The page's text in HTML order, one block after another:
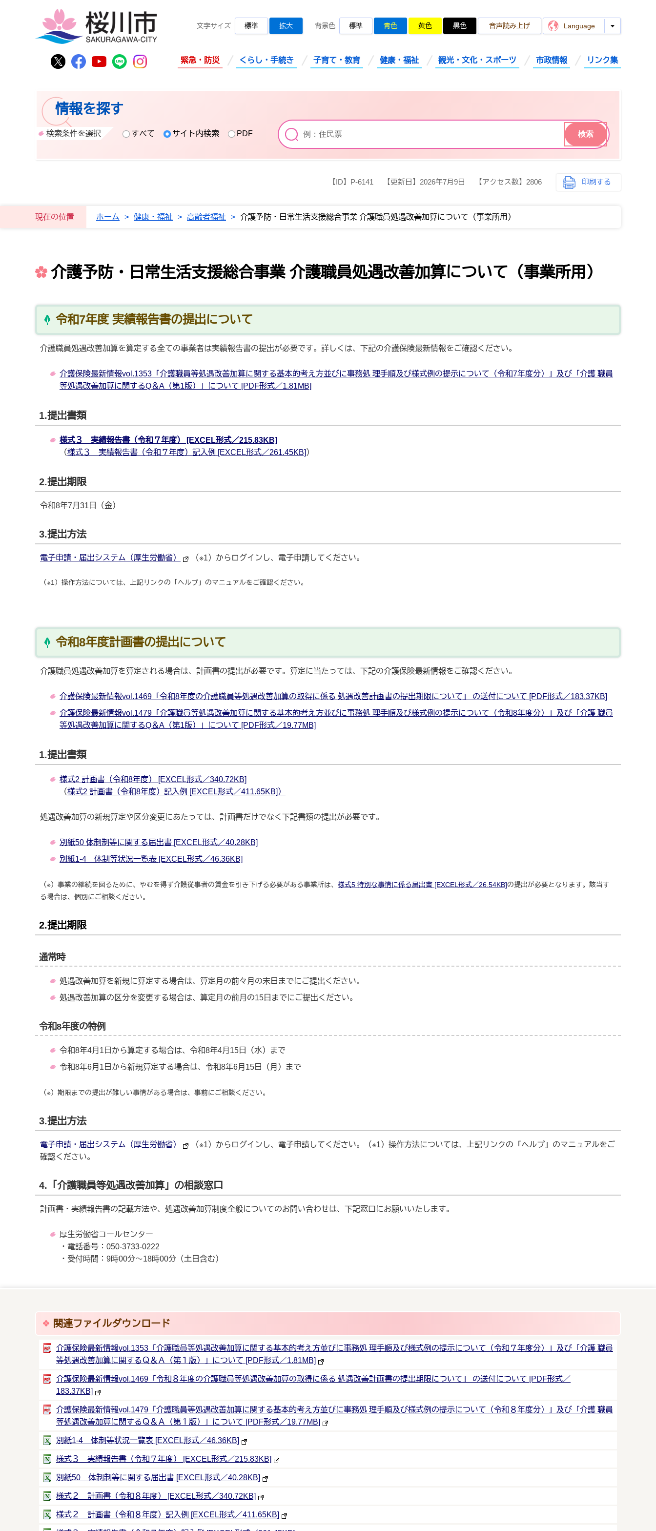
桜川市公式Twitter
桜川市公式Facebook
桜川市公式YouTube
桜川市公式LINE
Instagram
文字サイズ 標準 拡大 背景色 標準 青色 黄色 黒色 音声読み上げ Language
緊急・防災 くらし・手続き 子育て・教育 健康・福祉 観光・文化・スポーツ 市政情報 リンク集
情報を探す
検索条件を選択 すべて サイト内検索 PDF
【ID】 P-6141 【更新日】 2026年7月9日 【アクセス数】 2806 印刷する
現在の位置 ホーム > 健康・福祉 > 高齢者福祉 > 介護予防・日常生活支援総合事業 介護職員処遇改善加算について（事業所用）
介護予防・日常生活支援総合事業 介護職員処遇改善加算について（事業所用）
令和7年度 実績報告書の提出について
介護職員処遇改善加算を算定する全ての事業者は実績報告書の提出が必要です。詳しくは、下記の介護保険最新情報をご確認ください。
介護保険最新情報vol.1353「介護職員等処遇改善加算に関する基本的考え方並びに事務処 理手順及び様式例の提示について（令和7年度分）」及び「介護 職員
等処遇改善加算に関するQ＆A（第1版）」について [PDF形式／1.81MB]
1.提出書類
様式３ 実績報告書（令和７年度） [EXCEL形式／215.83KB]
（様式３ 実績報告書（令和７年度）記入例 [EXCEL形式／261.45KB] ）
2.提出期限
令和8年7月31日（金）
3.提出方法
電子申請・届出システム（厚生労働省） （※1）からログインし、電子申請してください。
（※1）操作方法については、上記リンクの「ヘルプ」のマニュアルをご確認ください。
令和8年度計画書の提出について
介護職員処遇改善加算を算定される場合は、計画書の提出が必要です。算定に当たっては、下記の介護保険最新情報をご確認ください。
介護保険最新情報vol.1469「令和8年度の介護職員等処遇改善加算の取得に係る 処遇改善計画書の提出期限について」 の送付について [PDF形式／183.37KB]
介護保険最新情報vol.1479「介護職員等処遇改善加算に関する基本的考え方並びに事務処 理手順及び様式例の提示について（令和8年度分）」及び「介護 職員
等処遇改善加算に関するQ＆A（第1版）」について [PDF形式／19.77MB]
1.提出書類
様式2 計画書（令和8年度） [EXCEL形式／340.72KB]
（様式2 計画書（令和8年度）記入例 [EXCEL形式／411.65KB]）
処遇改善加算の新規算定や区分変更にあたっては、計画書だけでなく下記書類の提出が必要です。
別紙50 体制制等に関する届出書 [EXCEL形式／40.28KB]
別紙1-4 体制等状況一覧表 [EXCEL形式／46.36KB]
（※）事業の継続を図るために、やむを得ず介護従事者の賃金を引き下げる必要がある事業所は、 様式5 特別な事情に係る届出書 [EXCEL形式／26.54KB] の提出が必要となります。該当す
る場合は、個別にご相談ください。
2.提出期限
通常時
処遇改善加算を新規に算定する場合は、算定月の前々月の末日までにご提出ください。
処遇改善加算の区分を変更する場合は、算定月の前月の15日までにご提出ください。
令和8年度の特例
令和8年4月1日から算定する場合は、令和8年4月15日（水）まで
令和8年6月1日から新規算定する場合は、令和8年6月15日（月）まで
（※）期限までの提出が難しい事情がある場合は、事前にご相談ください。
3.提出方法
電子申請・届出システム（厚生労働省）
（※1）からログインし、電子申請してください。（※1）操作方法については、上記リンクの「ヘルプ」のマニュアルをご
確認ください。
4.「介護職員等処遇改善加算」の相談窓口
計画書・実績報告書の記載方法や、処遇改善加算制度全般についてのお問い合わせは、下記窓口にお願いいたします。
厚生労働省コールセンター
・電話番号：050-3733-0222
・受付時間：9時00分～18時00分（土日含む）
関連ファイルダウンロード
介護保険最新情報vol.1353「介護職員等処遇改善加算に関する基本的考え方並びに事務処 理手順及び様式例の提示について（令和７年度分）」及び「介護 職員
等処遇改善加算に関するＱ＆Ａ（第１版）」について [PDF形式／1.81MB]
介護保険最新情報vol.1469「令和８年度の介護職員等処遇改善加算の取得に係る 処遇改善計画書の提出期限について」 の送付について [PDF形式／
183.37KB]
介護保険最新情報vol.1479「介護職員等処遇改善加算に関する基本的考え方並びに事務処 理手順及び様式例の提示について（令和８年度分）」及び「介護 職員
等処遇改善加算に関するＱ＆Ａ（第１版）」について [PDF形式／19.77MB]
別紙1-4 体制等状況一覧表 [EXCEL形式／46.36KB]
様式３ 実績報告書（令和７年度） [EXCEL形式／215.83KB]
別紙50 体制制等に関する届出書 [EXCEL形式／40.28KB]
様式２ 計画書（令和８年度） [EXCEL形式／340.72KB]
様式２ 計画書（令和８年度）記入例 [EXCEL形式／411.65KB]